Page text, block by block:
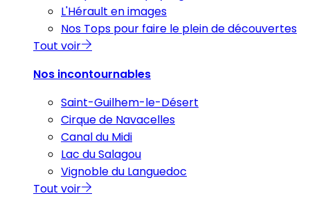
L'Hérault en images
Nos Tops pour faire le plein de découvertes
Tout voir
Nos incontournables
Saint-Guilhem-le-Désert
Cirque de Navacelles
Canal du Midi
Lac du Salagou
Vignoble du Languedoc
Tout voir